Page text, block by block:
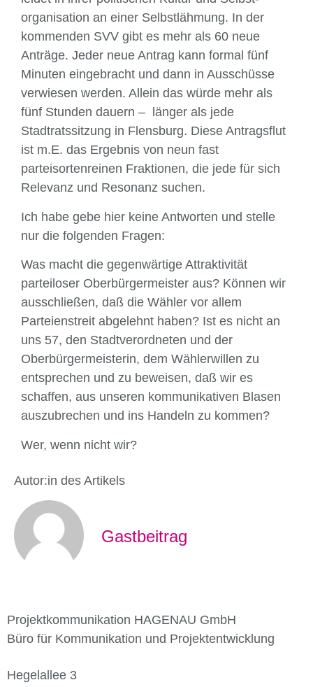
organisation an einer Selbstlähmung. In der
kommenden SVV gibt es mehr als 60 neue
Anträge. Jeder neue Antrag kann formal fünf
Minuten eingebracht und dann in Ausschüsse
verwiesen werden. Allein das würde mehr als
fünf Stunden dauern – länger als jede
Stadtratssitzung in Flensburg. Diese Antragsflut
ist m.E. das Ergebnis von neun fast
parteisortenreinen Fraktionen, die jede für sich
Relevanz und Resonanz suchen.
Ich habe gebe hier keine Antworten und stelle
nur die folgenden Fragen:
Was macht die gegenwärtige Attraktivität
parteiloser Oberbürgermeister aus? Können wir
ausschließen, daß die Wähler vor allem
Parteienstreit abgelehnt haben? Ist es nicht an
uns 57, den Stadtverordneten und der
Oberbürgermeisterin, dem Wähler­willen zu
entsprechen und zu beweisen, daß wir es
schaffen, aus unseren kommuni­kativen Blasen
auszubrechen und ins Handeln zu kommen?
Wer, wenn nicht wir?
Autor:in des Artikels
Gastbeitrag
Projektkommunikation HAGENAU GmbH
Büro für Kommunikation und Projektentwicklung
Hegelallee 3